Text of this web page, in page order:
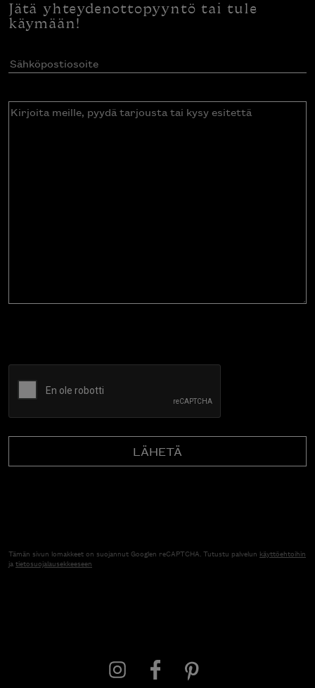
Jätä yhteydenottopyyntö tai tule
käymään!
Sähköpostiosoite(Pakollinen)
Kirjoita
Tämän sivun lomakkeet on suojannut Googlen reCAPTCHA. Tutustu palvelun käyttöehtoihin
jatietosuojalausekkeeseen